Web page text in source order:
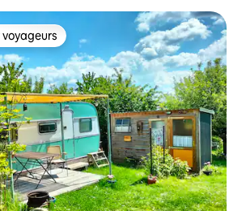
les plus appréciés